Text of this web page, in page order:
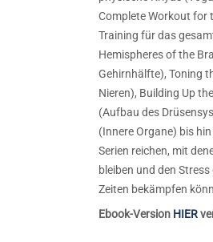
Complete Workout for
Training für das
Hemispheres of the
Gehirnhälfte), Toning
Nieren), Building Up
(Aufbau des
(Innere Organe) bis
Serien reichen, mit
bleiben und den
Zeiten bekämpfen
Ebook-Version HIER